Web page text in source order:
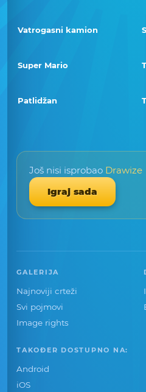
Vatrogasni kamion
Super Mario
Patlidžan
Još nisi isprobao Drawize
Igraj sada
GALERIJA
Najnoviji crteži
Svi pojmovi
Image rights
TAKOĐER DOSTUPNO NA:
Android
iOS